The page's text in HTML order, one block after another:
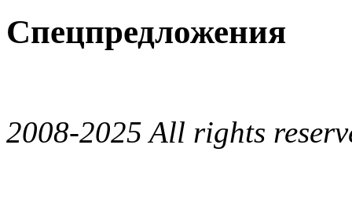
Спецпредложения
2008-2025 All rights